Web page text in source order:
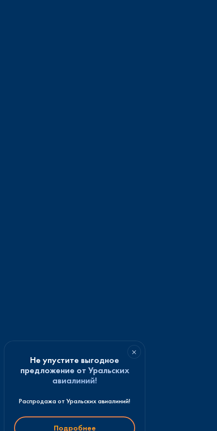
×
Не упустите выгодное
предложение от Уральских
авиалиний!
Распродажа от Уральских авиалиний!
Подробнее